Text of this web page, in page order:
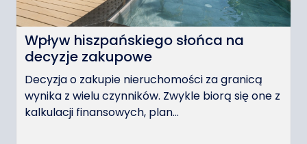
Wpływ hiszpańskiego słońca na
decyzje zakupowe
Decyzja o zakupie nieruchomości za granicą
wynika z wielu czynników. Zwykle biorą się one z
kalkulacji finansowych, plan...